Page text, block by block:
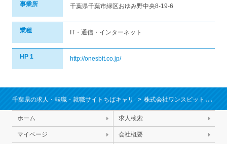
事業所 千葉県千葉市緑区おゆみ野中央8-19-6
業種 IT・通信・インターネット
HP 1 http://onesbit.co.jp/
千葉県の求人・転職・就職サイトちばキャリ 株式会社ワンスビットの求人/就職情報
ホーム 求人検索
マイページ 会社概要